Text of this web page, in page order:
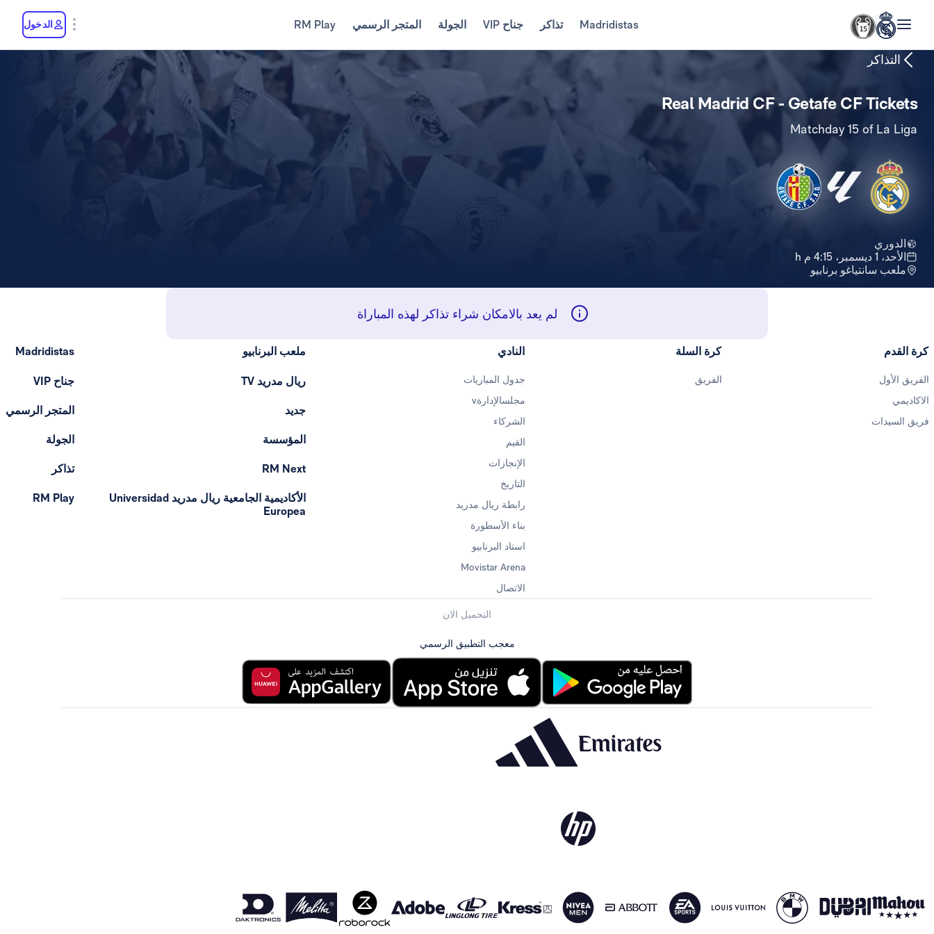
Madridistas تذاكر جناح VIP الجولة المتجر الرسمي RM Play الدخول
التذاكر
Real Madrid CF - Getafe CF Tickets
Matchday 15 of La Liga
الدوري
الأحد، 1 ديسمبر، 4:15 م h
ملعب سانتياغو برنابيو
لم يعد بالامكان شراء تذاكر لهذه المباراة
كرة القدم
الفريق الأول
الاكاديمي
فريق السيدات
كرة السلة
الفريق
النادي
جدول المباريات
مجلسالإدارةv
الشركاء
القيم
الإنجازات
التاريخ
رابطة ريال مدريد
بناء الأسطورة
استاد البرنابيو
Movistar Arena
الاتصال
ملعب البرنابيو
ريال مدريد TV
جديد
المؤسسة
RM Next
الأكاديمية الجامعية ريال مدريد Universidad
Europea
Madridistas
جناح VIP
المتجر الرسمي
الجولة
تذاكر
RM Play
التحميل الان
معجب التطبيق الرسمي